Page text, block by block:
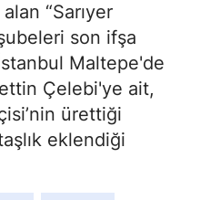
“Sarıyer
son ifşa
Maltepe'de
Çelebi'ye ait,
ürettiği
eklendiği